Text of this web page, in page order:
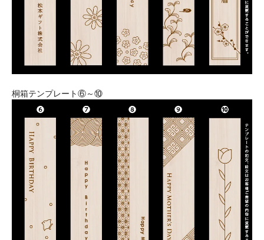
桐箱テンプレート⑥～⑩